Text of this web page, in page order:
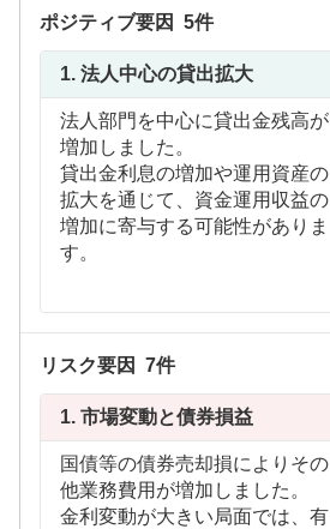
ポジティブ要因 5件
1. 法人中心の貸出拡大
法人部門を中心に貸出金残高が
増加しました。
貸出金利息の増加や運用資産の
拡大を通じて、資金運用収益の
増加に寄与する可能性がありま
す。
リスク要因 7件
1. 市場変動と債券損益
国債等の債券売却損によりその
他業務費用が増加しました。
金利変動が大きい局面では、有